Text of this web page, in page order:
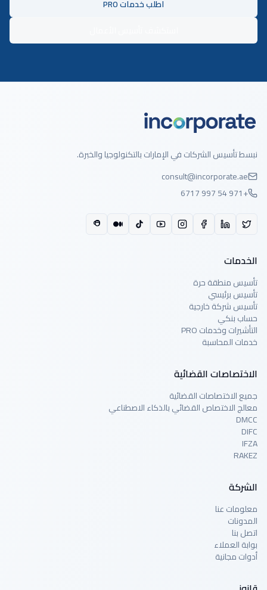
اطلب خدمات PRO
نبسط تأسيس الشركات في الإمارات بالتكنولوجيا والخبرة.
consult@incorporate.ae
+971 54 997 6717
الخدمات
تأسيس منطقة حرة
تأسيس برئيسي
تأسيس شركة خارجية
حساب بنكي
التأشيرات وخدمات PRO
خدمات المحاسبة
الاختصاصات القضائية
جميع الاختصاصات القضائية
معالج الاختصاص القضائي بالذكاء الاصطناعي
DMCC
DIFC
IFZA
RAKEZ
الشركة
معلومات عنا
المدونات
اتصل بنا
بوابة العملاء
أدوات مجانية